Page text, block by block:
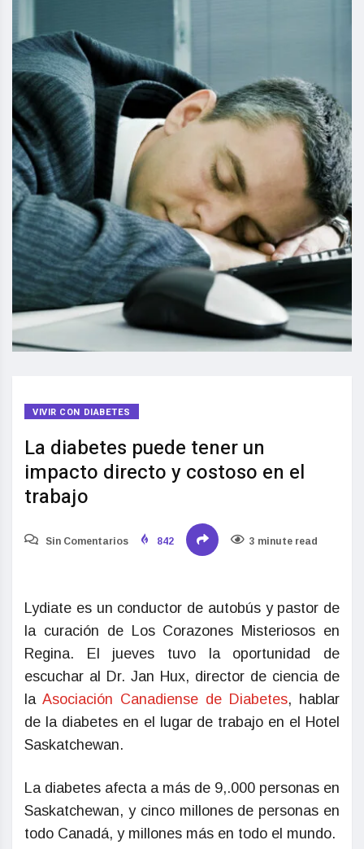
VIVIR CON DIABETES
La diabetes puede tener un
impacto directo y costoso en el
trabajo
Sin Comentarios 842 3 minute read
Lydiate es un conductor de autobús y pastor de
la curación de Los Corazones Misteriosos en
Regina. El jueves tuvo la oportunidad de
escuchar al Dr. Jan Hux, director de ciencia de
la Asociación Canadiense de Diabetes, hablar
de la diabetes en el lugar de trabajo en el Hotel
Saskatchewan.
La diabetes afecta a más de 9,.000 personas en
Saskatchewan, y cinco millones de personas en
todo Canadá, y millones más en todo el mundo.